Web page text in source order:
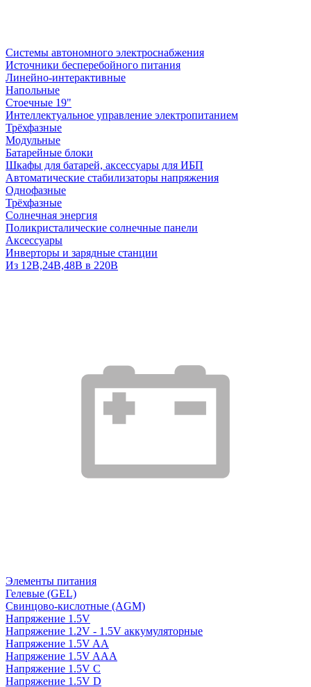
Системы автономного электроснабжения
Источники бесперебойного питания
Линейно-интерактивные
Напольные
Стоечные 19"
Интеллектуальное управление электропитанием
Трёхфазные
Модульные
Батарейные блоки
Шкафы для батарей, аксессуары для ИБП
Автоматические стабилизаторы напряжения
Однофазные
Трёхфазные
Солнечная энергия
Поликристалические солнечные панели
Аксессуары
Инверторы и зарядные станции
Из 12В,24В,48В в 220В
Элементы питания
Гелевые (GEL)
Свинцово-кислотные (AGM)
Напряжение 1.5V
Напряжение 1.2V - 1.5V аккумуляторные
Напряжение 1.5V AA
Напряжение 1.5V AAA
Напряжение 1.5V C
Напряжение 1.5V D